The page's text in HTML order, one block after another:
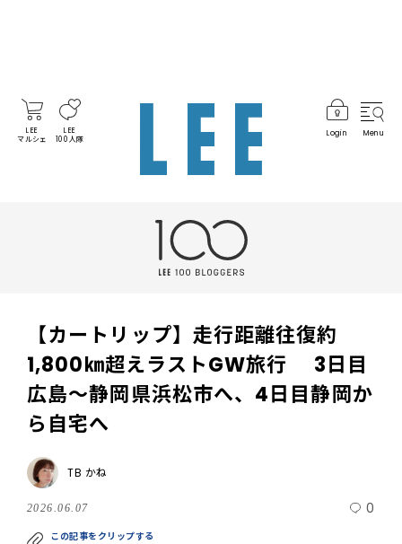
LEE
マルシェ
LEE
100人隊
Login Menu
【カートリップ】走行距離往復約
1,800㎞超えラストGW旅行 3日目
広島～静岡県浜松市へ、4日目静岡か
ら自宅へ
TB かね
2026.06.07 0
この記事をクリップする